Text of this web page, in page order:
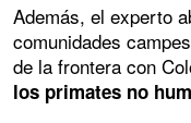
Además, el experto
comunidades
de la frontera con
los primates no